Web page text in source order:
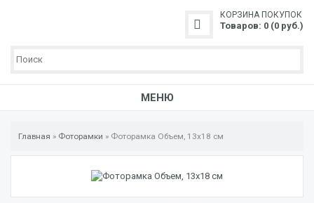
КОРЗИНА ПОКУПОК
Товаров: 0 (0 руб.)
МЕНЮ
Главная » Фоторамки » Фоторамка Объем, 13х18 см